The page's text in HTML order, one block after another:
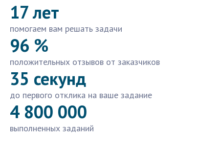
17 лет
помогаем вам решать задачи
96 %
положительных отзывов от заказчиков
35 секунд
до первого отклика на ваше задание
4 800 000
выполненных заданий